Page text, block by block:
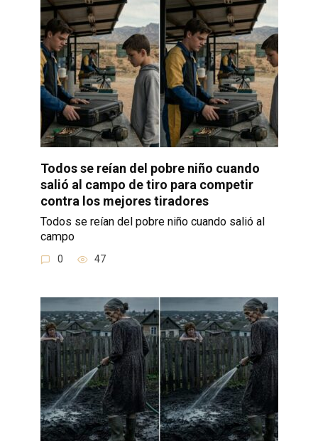
Todos se reían del pobre niño cuando
salió al campo de tiro para competir
contra los mejores tiradores
Todos se reían del pobre niño cuando salió al
campo
0 47